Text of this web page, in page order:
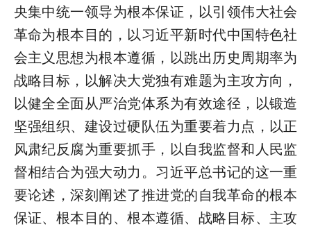
央集中统一领导为根本保证，以引领伟大社会
革命为根本目的，以习近平新时代中国特色社
会主义思想为根本遵循，以跳出历史周期率为
战略目标，以解决大党独有难题为主攻方向，
以健全全面从严治党体系为有效途径，以锻造
坚强组织、建设过硬队伍为重要着力点，以正
风肃纪反腐为重要抓手，以自我监督和人民监
督相结合为强大动力。习近平总书记的这一重
要论述，深刻阐述了推进党的自我革命的根本
保证、根本目的、根本遵循、战略目标、主攻